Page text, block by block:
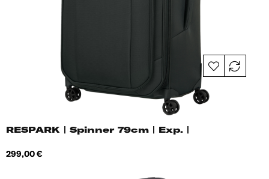
RESPARK | Spinner 79cm | Exp. |
Hind
299,00 €